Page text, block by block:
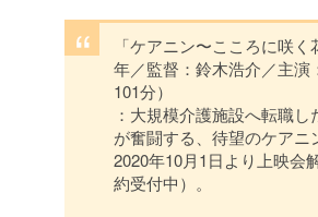
「ケアニン〜こころに咲
年／監督：鈴木浩介／主演
101分）
：大規模介護施設へ転職
が奮闘する、待望のケアニ
2020年10月1日より上映会
約受付中）。